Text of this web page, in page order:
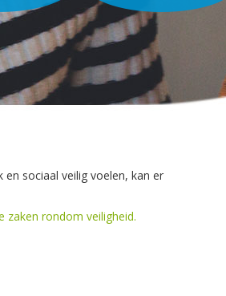
en sociaal veilig voelen, kan er
zaken rondom veiligheid.